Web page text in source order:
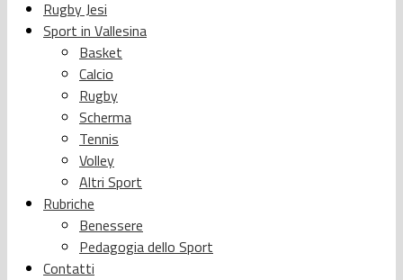
Rugby Jesi
Sport in Vallesina
Basket
Calcio
Rugby
Scherma
Tennis
Volley
Altri Sport
Rubriche
Benessere
Pedagogia dello Sport
Contatti